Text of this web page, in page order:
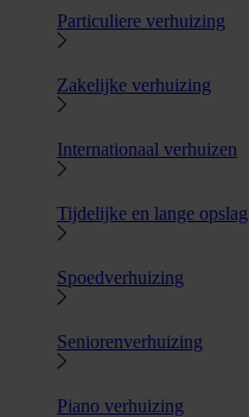
Particuliere verhuizing
Zakelijke verhuizing
Internationaal verhuizen
Tijdelijke en lange opslag
Spoedverhuizing
Seniorenverhuizing
Piano verhuizing